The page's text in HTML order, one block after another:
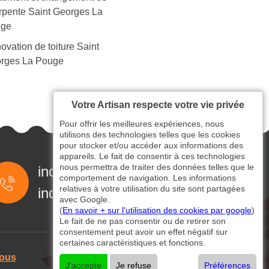
Saint Georges La
de toiture Saint
La Pouge
indisponible
indisponible
Votre Artisan respecte votre vie privée
Pour offrir les meilleures expériences, nous
utilisons des technologies telles que les cookies
pour stocker et/ou accéder aux informations des
appareils. Le fait de consentir à ces technologies
nous permettra de traiter des données telles que le
comportement de navigation. Les informations
relatives à votre utilisation du site sont partagées
avec Google.
(En savoir + sur l'utilisation des cookies par google)
Le fait de ne pas consentir ou de retirer son
consentement peut avoir un effet négatif sur
certaines caractéristiques et fonctions.
J'accepte Je refuse Préférences